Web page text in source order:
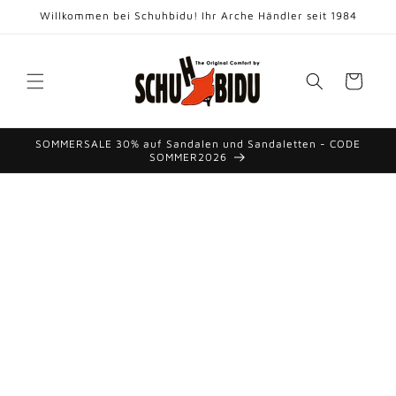
zum
Willkommen bei Schuhbidu! Ihr Arche Händler seit 1984
Warenkorb
SOMMERSALE 30% auf Sandalen und Sandaletten - CODE
SOMMER2026